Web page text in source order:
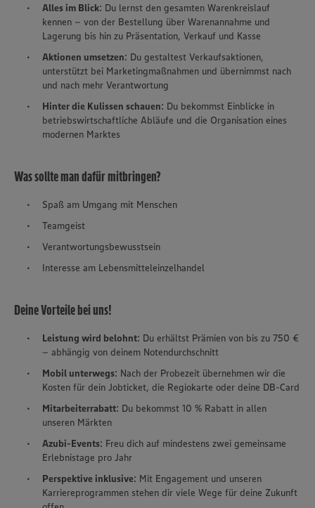
Alles im Blick: Du lernst den gesamten Warenkreislauf
kennen – von der Bestellung über Warenannahme und
Lagerung bis hin zu Präsentation, Verkauf und Kasse
Aktionen umsetzen: Du gestaltest Verkaufsaktionen,
unterstützt bei Marketingmaßnahmen und übernimmst nach
und nach mehr Verantwortung
Hinter die Kulissen schauen: Du bekommst Einblicke in
betriebswirtschaftliche Abläufe und die Organisation eines
modernen Marktes
Was sollte man dafür mitbringen?
Spaß am Umgang mit Menschen
Teamgeist
Verantwortungsbewusstsein
Interesse am Lebensmitteleinzelhandel
Deine Vorteile bei uns!
Leistung wird belohnt: Du erhältst Prämien von bis zu 750 €
– abhängig von deinem Notendurchschnitt
Mobil unterwegs: Nach der Probezeit übernehmen wir die
Kosten für dein Jobticket, die Regiokarte oder deine DB-Card
Mitarbeiterrabatt: Du bekommst 10 % Rabatt in allen
unseren Märkten
Azubi-Events: Freu dich auf mindestens zwei gemeinsame
Erlebnistage pro Jahr
Perspektive inklusive: Mit Engagement und unseren
Karriereprogrammen stehen dir viele Wege für deine Zukunft